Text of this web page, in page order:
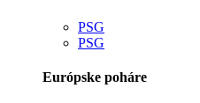
PSG
PSG
Európske poháre